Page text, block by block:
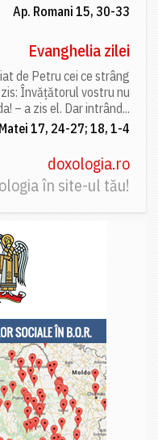
Ap. Romani 15, 30-33
Evanghelia zilei
de Petru cei ce strâng
Învățătorul vostru nu
– a zis el. Dar intrând...
17, 24-27; 18, 1-4
doxologia.ro
în site-ul tău!